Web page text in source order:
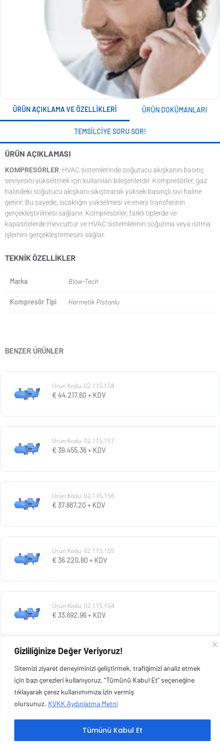
Gizliliğinize Değer Veriyoruz!
Sitemizi ziyaret deneyiminizi geliştirmek, trafiğimizi analiz etmek
için bazı çerezleri kullanıyoruz. "Tümünü Kabul Et" seçeneğine
tıklayarak çerez kullanımımıza izin vermiş
olursunuz. KVKK Aydınlatma Metni
Tümünü Kabul Et
ÜRÜN AÇIKLAMA VE ÖZELLIKLERI ÜRÜN DOKÜMANLARI
TEMSILCIYE SORU SOR!
ÜRÜN AÇIKLAMASI
KOMPRESÖRLER , HVAC sistemlerinde soğutucu akışkanın basınç
seviyesini yükseltmek için kullanılan bileşenlerdir. Kompresörler, gaz
halindeki soğutucu akışkanı sıkıştırarak yüksek basınçlı sıvı haline
getirir. Bu sayede, sıcaklığın yükselmesi ve enerji transferinin
gerçekleştirilmesi sağlanır. Kompresörler, farklı tiplerde ve
kapasitelerde mevcuttur ve HVAC sistemlerinin soğutma veya ısıtma
işlemini gerçekleştirmesini sağlar.
TEKNIK ÖZELLIKLER
Marka Blow-Tech
Kompresör Tipi Hermetik Pistonlu
BENZER ÜRÜNLER
Ürün Kodu: 02.115.158
€ 44.217,60 + KDV
Ürün Kodu: 02.115.157
€ 39.455,36+ KDV
Ürün Kodu: 02.115.156
€ 37.867,20 + KDV
Ürün Kodu: 02.115.155
€ 36.220,80 + KDV
Ürün Kodu: 02.115.154
€ 33.692,96+ KDV
€30.928,80+ KDV
Copyright © 2026 Esen Isıtma Soğutma İnşaat Ltd Şti | Tüm Hakları Saklıdır.